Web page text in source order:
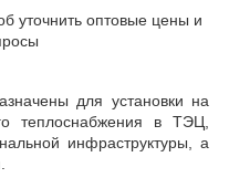
уточнить оптовые цены и
для установки на
теплоснабжения в ТЭЦ,
инфраструктуры, а